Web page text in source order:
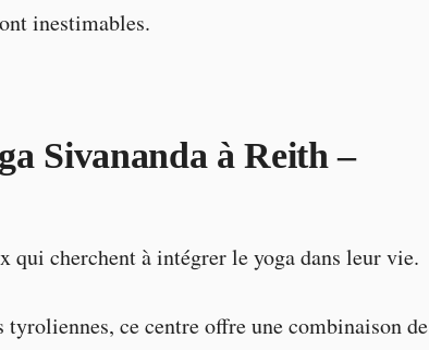
inestimables.
Sivananda à Reith –
qui cherchent à intégrer le yoga dans leur vie.
tyroliennes, ce centre offre une combinaison de